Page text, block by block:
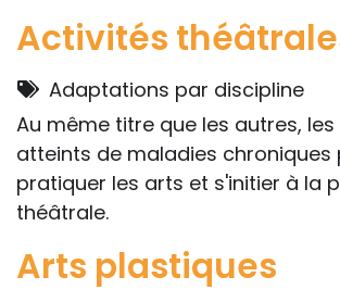
Activités
Adaptations par discipline
Au même titre que les autres, les
atteints de maladies chroniques
pratiquer les arts et s'initier à la
théâtrale.
Arts plastiques